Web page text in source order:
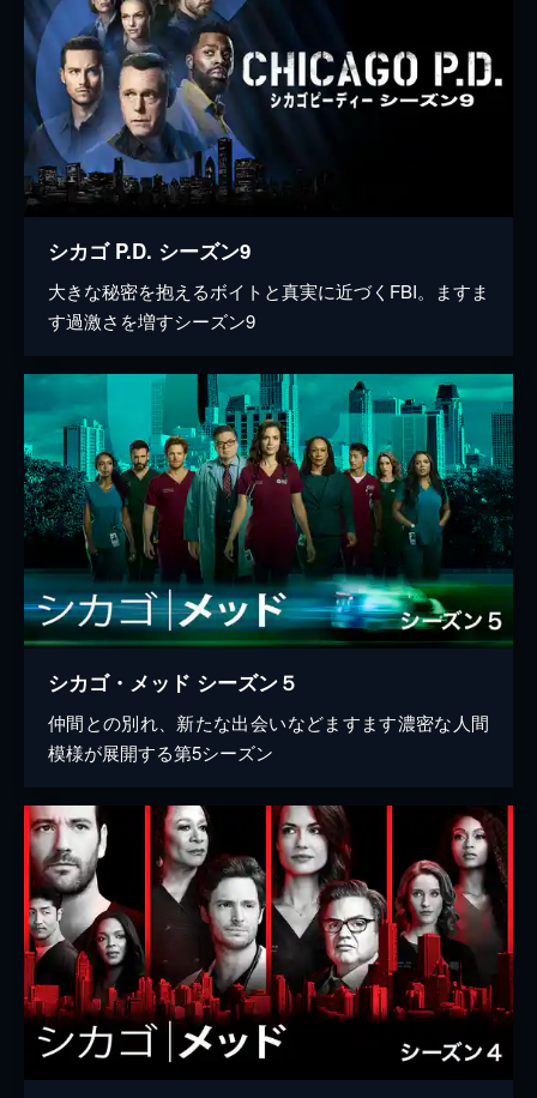
シカゴ P.D. シーズン9
大きな秘密を抱えるボイトと真実に近づくFBI。ますま
す過激さを増すシーズン9
シカゴ・メッド シーズン５
仲間との別れ、新たな出会いなどますます濃密な人間
模様が展開する第5シーズン